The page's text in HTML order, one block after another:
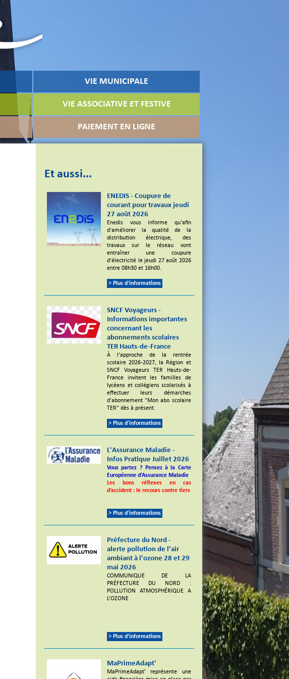
VIE MUNICIPALE
VIE ASSOCIATIVE ET FESTIVE
PAIEMENT EN LIGNE
Et aussi...
ENEDIS - Coupure de
courant pour travaux jeudi
27 août 2026
Enedis vous informe qu'afin
d'améliorer la qualité de la
distribution électrique, des
travaux sur le réseau vont
entraîner une coupure
d'électricité le jeudi 27 août 2026
entre 08h30 et 16h00.
> Plus d'informations
SNCF Voyageurs -
Informations importantes
concernant les
abonnements scolaires
TER Hauts-de-France
À l'approche de la rentrée
scolaire 2026-2027, la Région et
SNCF Voyageurs TER Hauts-de-
France invitent les familles de
lycéens et collégiens scolarisés à
effectuer leurs démarches
d'abonnement "Mon abo scolaire
TER" dès à présent.
> Plus d'informations
L'Assurance Maladie -
Infos Pratique Juillet 2026
Vous partez ? Pensez à la Carte
Européenne d’Assurance Maladie
Les bons réflexes en cas
d’accident : le recours contre tiers
> Plus d'informations
Préfecture du Nord -
alerte pollution de l'air
ambiant à l'ozone 28 et 29
mai 2026
COMMUNIQUE DE LA
PRÉFECTURE DU NORD :
POLLUTION ATMOSPHÉRIQUE A
L’OZONE
> Plus d'informations
MaPrimeAdapt'
MaPrimeAdapt’ représente une